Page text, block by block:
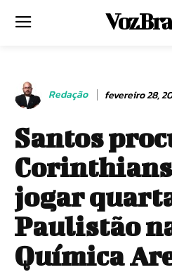
Voz
Redação fevereiro 28,
Santos
jogar
Paulistão
Química